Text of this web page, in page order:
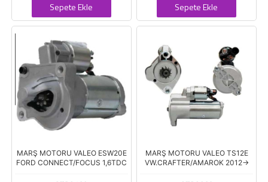
Sepete Ekle Sepete Ekle
MARŞ MOTORU VALEO ESW20E
FORD CONNECT/FOCUS 1,6TDC
MARŞ MOTORU VALEO TS12E
VW.CRAFTER/AMAROK 2012->